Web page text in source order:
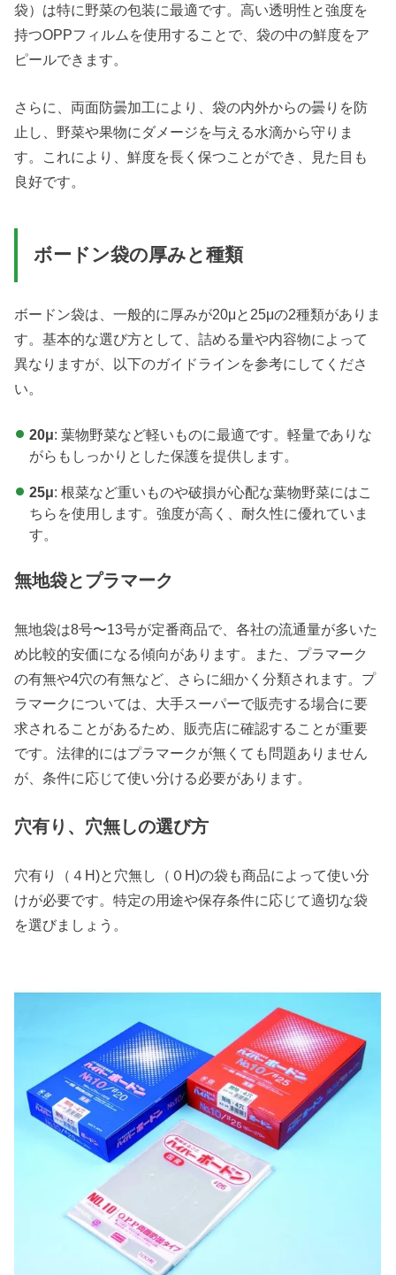
袋）は特に野菜の包装に最適です。高い透明性と強度を
持つOPPフィルムを使用することで、袋の中の鮮度をア
ピールできます。
さらに、両面防曇加工により、袋の内外からの曇りを防
止し、野菜や果物にダメージを与える水滴から守りま
す。これにより、鮮度を長く保つことができ、見た目も
良好です。
ボードン袋の厚みと種類
ボードン袋は、一般的に厚みが20μと25μの2種類がありま
す。基本的な選び方として、詰める量や内容物によって
異なりますが、以下のガイドラインを参考にしてくださ
い。
20μ: 葉物野菜など軽いものに最適です。軽量でありな
がらもしっかりとした保護を提供します。
25μ: 根菜など重いものや破損が心配な葉物野菜にはこ
ちらを使用します。強度が高く、耐久性に優れていま
す。
無地袋とプラマーク
無地袋は8号〜13号が定番商品で、各社の流通量が多いた
め比較的安価になる傾向があります。また、プラマーク
の有無や4穴の有無など、さらに細かく分類されます。プ
ラマークについては、大手スーパーで販売する場合に要
求されることがあるため、販売店に確認することが重要
です。法律的にはプラマークが無くても問題ありません
が、条件に応じて使い分ける必要があります。
穴有り、穴無しの選び方
穴有り（４H)と穴無し（０H)の袋も商品によって使い分
けが必要です。特定の用途や保存条件に応じて適切な袋
を選びましょう。